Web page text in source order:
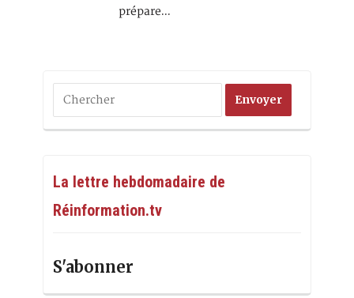
prépare…
La lettre hebdomadaire de
Réinformation.tv
S'abonner